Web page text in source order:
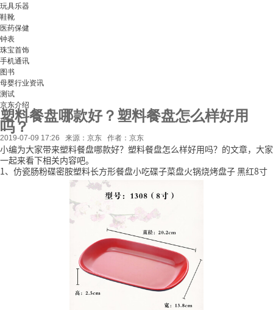
玩具乐器
鞋靴
医药保健
钟表
珠宝首饰
手机通讯
图书
母婴行业资讯
测试
京东介绍
塑料餐盘哪款好？塑料餐盘怎么样好用
吗？
2019-07-09 17:26 来源：京东 作者：京东
小编为大家带来塑料餐盘哪款好？塑料餐盘怎么样好用吗？的文章，大家
一起来看下相关内容吧。
1、仿瓷肠粉碟密胺塑料长方形餐盘小吃碟子菜盘火锅烧烤盘子 黑红8寸